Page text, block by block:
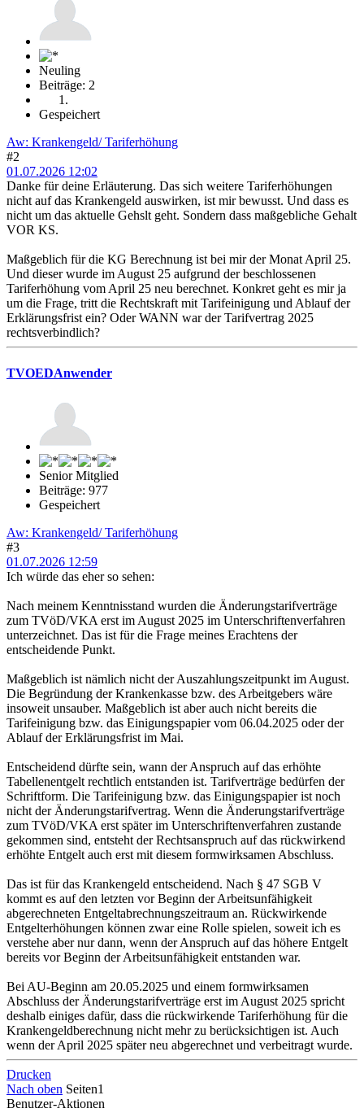
Neuling
Beiträge: 2
Gespeichert
Aw: Krankengeld/ Tariferhöhung
#2
01.07.2026 12:02
Danke für deine Erläuterung. Das sich weitere Tariferhöhungen
nicht auf das Krankengeld auswirken, ist mir bewusst. Und dass es
nicht um das aktuelle Gehslt geht. Sondern dass maßgebliche Gehalt
VOR KS.
Maßgeblich für die KG Berechnung ist bei mir der Monat April 25.
Und dieser wurde im August 25 aufgrund der beschlossenen
Tariferhöhung vom April 25 neu berechnet. Konkret geht es mir ja
um die Frage, tritt die Rechtskraft mit Tarifeinigung und Ablauf der
Erklärungsfrist ein? Oder WANN war der Tarifvertrag 2025
rechtsverbindlich?
TVOEDAnwender
Senior Mitglied
Beiträge: 977
Gespeichert
Aw: Krankengeld/ Tariferhöhung
#3
01.07.2026 12:59
Ich würde das eher so sehen:
Nach meinem Kenntnisstand wurden die Änderungstarifverträge
zum TVöD/VKA erst im August 2025 im Unterschriftenverfahren
unterzeichnet. Das ist für die Frage meines Erachtens der
entscheidende Punkt.
Maßgeblich ist nämlich nicht der Auszahlungszeitpunkt im August.
Die Begründung der Krankenkasse bzw. des Arbeitgebers wäre
insoweit unsauber. Maßgeblich ist aber auch nicht bereits die
Tarifeinigung bzw. das Einigungspapier vom 06.04.2025 oder der
Ablauf der Erklärungsfrist im Mai.
Entscheidend dürfte sein, wann der Anspruch auf das erhöhte
Tabellenentgelt rechtlich entstanden ist. Tarifverträge bedürfen der
Schriftform. Die Tarifeinigung bzw. das Einigungspapier ist noch
nicht der Änderungstarifvertrag. Wenn die Änderungstarifverträge
zum TVöD/VKA erst später im Unterschriftenverfahren zustande
gekommen sind, entsteht der Rechtsanspruch auf das rückwirkend
erhöhte Entgelt auch erst mit diesem formwirksamen Abschluss.
Das ist für das Krankengeld entscheidend. Nach § 47 SGB V
kommt es auf den letzten vor Beginn der Arbeitsunfähigkeit
abgerechneten Entgeltabrechnungszeitraum an. Rückwirkende
Entgelterhöhungen können zwar eine Rolle spielen, soweit ich es
verstehe aber nur dann, wenn der Anspruch auf das höhere Entgelt
bereits vor Beginn der Arbeitsunfähigkeit entstanden war.
Bei AU-Beginn am 20.05.2025 und einem formwirksamen
Abschluss der Änderungstarifverträge erst im August 2025 spricht
deshalb einiges dafür, dass die rückwirkende Tariferhöhung für die
Krankengeldberechnung nicht mehr zu berücksichtigen ist. Auch
wenn der April 2025 später neu abgerechnet und verbeitragt wurde.
Drucken
Nach oben Seiten1
Benutzer-Aktionen